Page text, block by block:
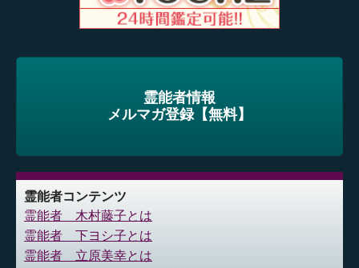
霊能者情報
メルマガ登録【無料】
霊能者コンテンツ
霊能者 木村藤子とは
霊能者 下ヨシ子とは
霊能者 立原美幸とは